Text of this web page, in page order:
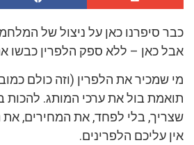
כבר סיפרנו כאן על ניצול של
אבל כאן – ללא ספק הלפרין כבשו
מי שמכיר את הלפרין (וזה כולם
תואמת בול את ערכי המותג. להכות
שצריך, בלי לפחד, את המחירים,
אין עליכם הלפרינים.